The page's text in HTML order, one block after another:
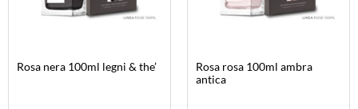
rosa nera 100ml legni & the’
rosa rosa 100ml ambra
antica